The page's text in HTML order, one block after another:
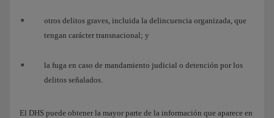
otros delitos graves, incluida la delincuencia organizada, que
tengan carácter transnacional; y
la fuga en caso de mandamiento judicial o detención por los
delitos señalados.
El DHS puede obtener la mayor parte de la información que aparece en